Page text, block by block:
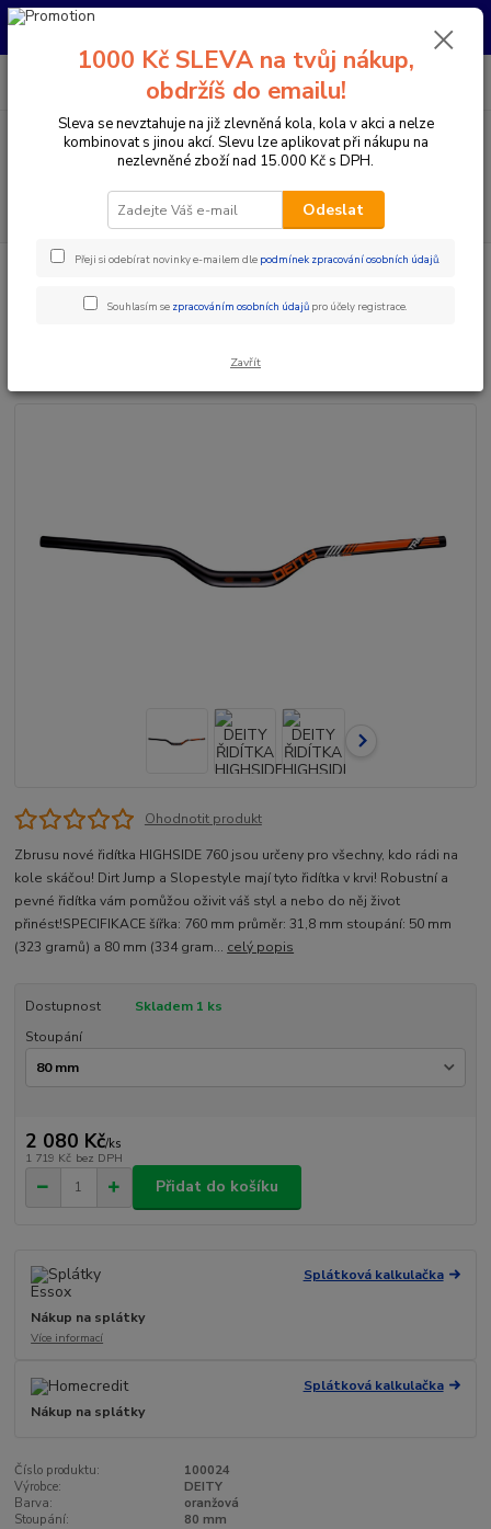
Pro nachystání kola / doplňků na prodejně si prosím zavolejte dopředu.
Menu
CZK
PO-PÁ 10:00-17:00 | SO: 9:00-12:00
Komponenty na kolo Řídítka Průměr 31,8 mm
DEITY
Ohodnotit produkt
Zbrusu nové řidítka HIGHSIDE 760 jsou určeny pro všechny, kdo rádi na
kole skáčou! Dirt Jump a Slopestyle mají tyto řidítka v krvi! Robustní a
pevné řidítka vám pomůžou oživit váš styl a nebo do něj život
přinést!SPECIFIKACE šířka: 760 mm průměr: 31,8 mm stoupání: 50 mm
(323 gramů) a 80 mm (334 gram... celý popis
Dostupnost
Skladem 1 ks
Stoupání
2 080 Kč/ks
1 719 Kč bez DPH
Přidat do košíku
Splátková kalkulačka
Nákup na splátky
Více informací
Splátková kalkulačka
Nákup na splátky
Číslo produktu:
100024
Výrobce:
DEITY
Barva:
oranžová
Stoupání:
80 mm
1000 Kč SLEVA na tvůj nákup,
obdržíš do emailu!
Sleva se nevztahuje na již zlevněná kola, kola v akci a nelze
kombinovat s jinou akcí. Slevu lze aplikovat při nákupu na
nezlevněné zboží nad 15.000 Kč s DPH.
Odeslat
Přeji si odebírat novinky e-mailem dle podmínek zpracování osobních údajů.
Souhlasím se zpracováním osobních údajů pro účely registrace.
Zavřít